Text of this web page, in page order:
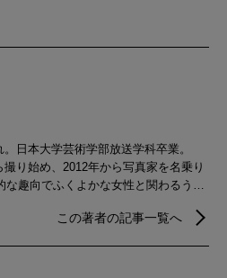
。日本大学芸術学部放送学科卒業。
撮り始め、2012年から写真家を名乗り
な趣向でふくよかな女性と関わるう
生きて来たことを知る。「ふくよかな
この著者の記事一覧へ